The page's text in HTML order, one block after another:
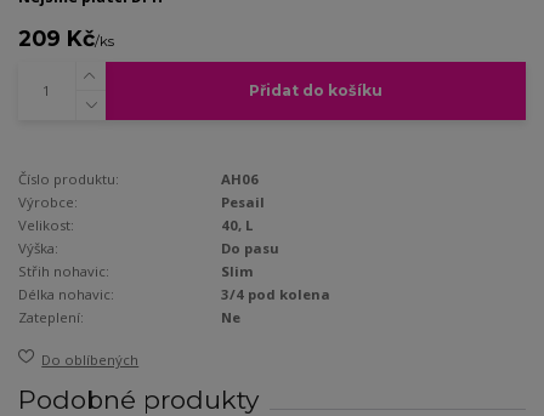
209 Kč/ks
Přidat do košíku
Číslo produktu:
AH06
Výrobce:
Pesail
Velikost:
40, L
Výška:
Do pasu
Střih nohavic:
Slim
Délka nohavic:
3/4 pod kolena
Zateplení:
Ne
Do oblíbených
Podobné produkty